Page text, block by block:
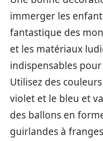
immerger les
fantastique des
et les matériaux
indispensables pour
Utilisez des
violet et le bleu et
des ballons en
guirlandes à